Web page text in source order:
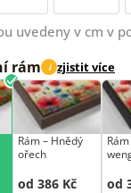
uvedeny v cm v
rám i zjistit více
Rám –⁠⁠⁠⁠⁠⁠ Hnědý
ořech
od 386 Kč od